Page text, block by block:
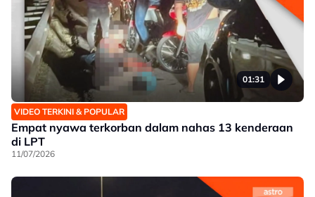
01:31
VIDEO TERKINI & POPULAR
Empat nyawa terkorban dalam nahas 13 kenderaan
di LPT
11/07/2026